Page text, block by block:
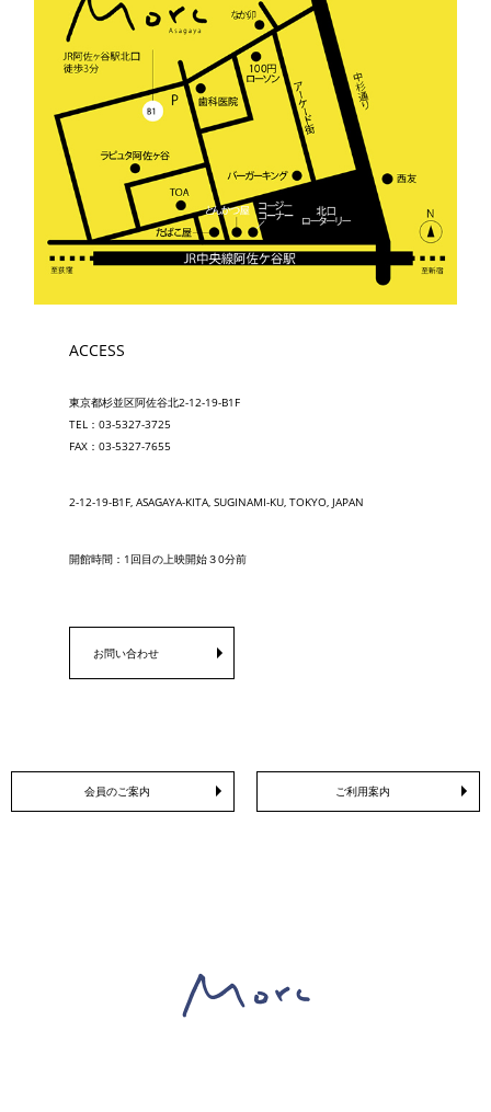
ACCESS
東京都杉並区阿佐谷北2-12-19-B1F
TEL：03-5327-3725
FAX：03-5327-7655
2-12-19-B1F, ASAGAYA-KITA, SUGINAMI-KU, TOKYO, JAPAN
開館時間：1回目の上映開始３0分前
お問い合わせ
会員のご案内 ご利用案内